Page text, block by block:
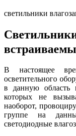
cветильники
В настоящее
осветительного
в данную
которых не
наоборот,
группе на
светодиодные